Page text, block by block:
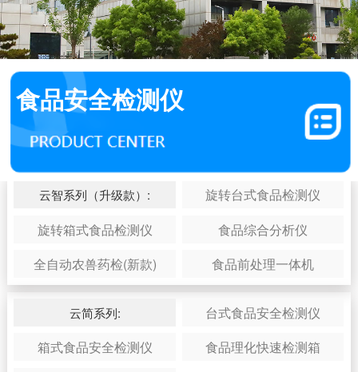
食品安全检测仪
云智系列（升级款）:
旋转台式食品检测仪
旋转箱式食品检测仪
食品综合分析仪
全自动农兽药检(新款)
食品前处理一体机
云简系列:
台式食品安全检测仪
箱式食品安全检测仪
食品理化快速检测箱